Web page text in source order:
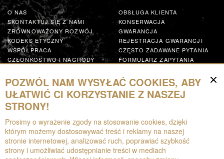
O NAS
SKONTAKTUJ SIĘ Z NAMI
ZRÓWNOWAŻONY ROZWÓJ
KODEKS ETYCZNY
WSPÓŁPRACA
CZŁONKOSTWO I NAGRODY
CONDUCT
WSPÓŁPRACUJ
OBSŁUGA KLIENTA
KONSERWACJA
GWARANCJA
REJESTRACJA GWARANCJI
CZĘSTO ZADAWANE PYTANIA
FORMULARZ ZAPYTANIA
Zasoby
DO POBRANIA
BROSZURY
EPD
POZWÓL NAM WYSYŁAĆ COOKIES, ABY
UŁATWIĆ CI KORZYSTANIE Z NASZEJ
STRONY!
Prosimy o wyrażenie zgody na stosowanie cookies, dzięki
którym możemy dostosowywać treść i reklamy na naszej
stronie internetowej, analizować ruch, poprawiać szybkość
strony i umożliwiać udostępnianie treści w mediach